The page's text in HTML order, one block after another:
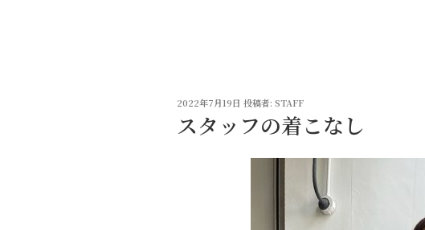
投
日:
2022年7月19日 投稿者: STAFF
スタッフの着こなし